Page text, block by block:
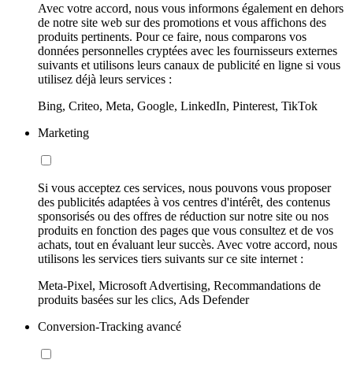
Avec votre accord, nous vous informons également en dehors
de notre site web sur des promotions et vous affichons des
produits pertinents. Pour ce faire, nous comparons vos
données personnelles cryptées avec les fournisseurs externes
suivants et utilisons leurs canaux de publicité en ligne si vous
utilisez déjà leurs services :
Bing, Criteo, Meta, Google, LinkedIn, Pinterest, TikTok
Marketing
Si vous acceptez ces services, nous pouvons vous proposer
des publicités adaptées à vos centres d'intérêt, des contenus
sponsorisés ou des offres de réduction sur notre site ou nos
produits en fonction des pages que vous consultez et de vos
achats, tout en évaluant leur succès. Avec votre accord, nous
utilisons les services tiers suivants sur ce site internet :
Meta-Pixel, Microsoft Advertising, Recommandations de
produits basées sur les clics, Ads Defender
Conversion-Tracking avancé